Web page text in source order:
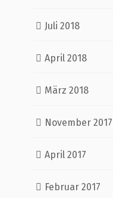
Juli 2018
April 2018
März 2018
November 2017
April 2017
Februar 2017